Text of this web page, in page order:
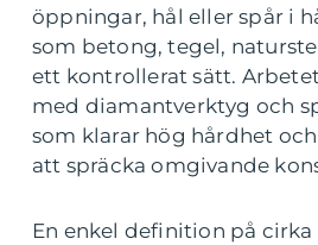
öppningar, hål eller spår i
som betong, tegel,
ett kontrollerat sätt.
med diamantverktyg och
som klarar hög hårdhet
att spräcka omgivande
En enkel definition på cirka